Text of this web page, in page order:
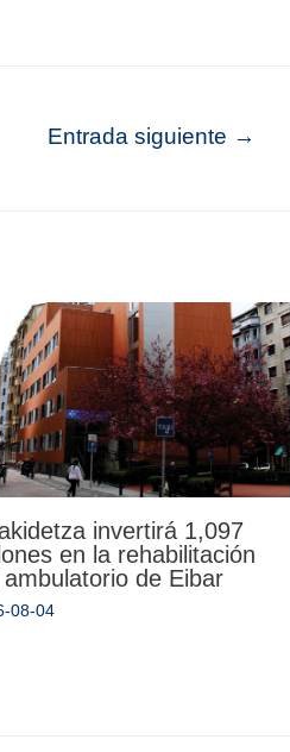
Entrada siguiente →
invertirá 1,097
en la rehabilitación
de Eibar
08-04